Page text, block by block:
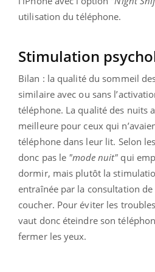
utilisation du téléphone.
Stimulation
Bilan : la qualité du sommeil
similaire avec ou sans
téléphone. La qualité des nuits
meilleure pour ceux qui
téléphone dans leur lit. Selon
donc pas le "mode nuit" qui
dormir, mais plutôt la
entraînée par la consultation de
coucher. Pour éviter les
vaut donc éteindre son
fermer les yeux.